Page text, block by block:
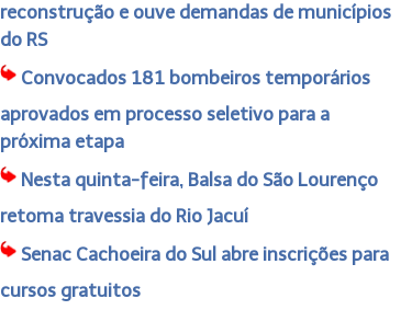
reconstrução e ouve demandas de municípios
do RS
Convocados 181 bombeiros temporários
aprovados em processo seletivo para a
próxima etapa
Nesta quinta-feira, Balsa do São Lourenço
retoma travessia do Rio Jacuí
Senac Cachoeira do Sul abre inscrições para
cursos gratuitos